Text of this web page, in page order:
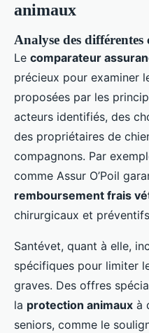
animaux
Analyse des
Le comparateur
précieux pour examiner
proposées par les
acteurs identifiés, des
des propriétaires de
compagnons. Par
comme Assur O’Poil
remboursement frais
chirurgicaux et
Santévet, quant à elle,
spécifiques pour limiter
graves. Des offres
la protection animaux à
seniors, comme le